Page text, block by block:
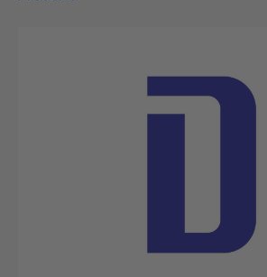
Ignorer la galerie d'images